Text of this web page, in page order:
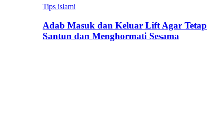
Tips islami
Adab Masuk dan Keluar Lift Agar Tetap
Santun dan Menghormati Sesama